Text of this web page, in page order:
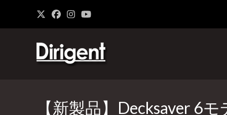
【新製品】Decksaver 6